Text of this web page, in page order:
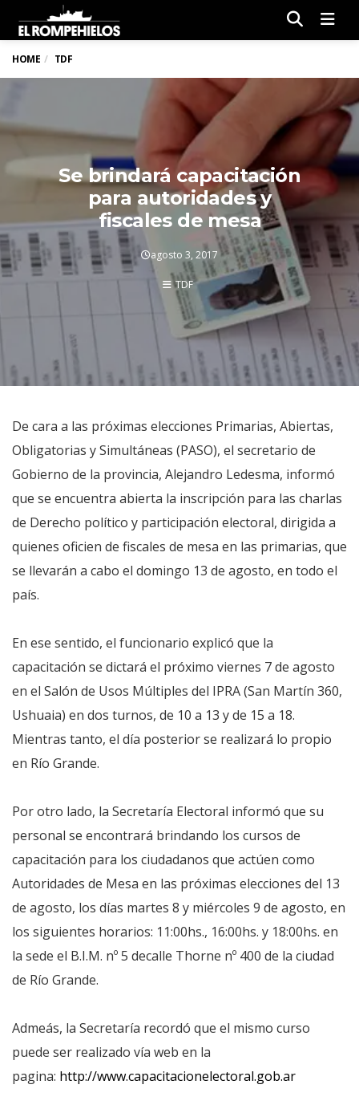
HOME TDF
Se brindará capacitación
para autoridades y
fiscales de mesa
agosto 3, 2017
TDF
De cara a las próximas elecciones Primarias, Abiertas,
Obligatorias y Simultáneas (PASO), el secretario de
Gobierno de la provincia, Alejandro Ledesma, informó
que se encuentra abierta la inscripción para las charlas
de Derecho político y participación electoral, dirigida a
quienes oficien de fiscales de mesa en las primarias, que
se llevarán a cabo el domingo 13 de agosto, en todo el
país.
En ese sentido, el funcionario explicó que la
capacitación se dictará el próximo viernes 7 de agosto
en el Salón de Usos Múltiples del IPRA (San Martín 360,
Ushuaia) en dos turnos, de 10 a 13 y de 15 a 18.
Mientras tanto, el día posterior se realizará lo propio
en Río Grande.
Por otro lado, la Secretaría Electoral informó que su
personal se encontrará brindando los cursos de
capacitación para los ciudadanos que actúen como
Autoridades de Mesa en las próximas elecciones del 13
de agosto, los días martes 8 y miércoles 9 de agosto, en
los siguientes horarios: 11:00hs., 16:00hs. y 18:00hs. en
la sede el B.I.M. nº 5 decalle Thorne nº 400 de la ciudad
de Río Grande.
Admeás, la Secretaría recordó que el mismo curso
puede ser realizado vía web en la
pagina: http://www.capacitacionelectoral.gob.ar